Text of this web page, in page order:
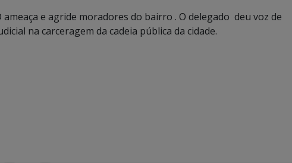
ameaça e agride moradores do bairro . O delegado deu voz de
na carceragem da cadeia pública da cidade.